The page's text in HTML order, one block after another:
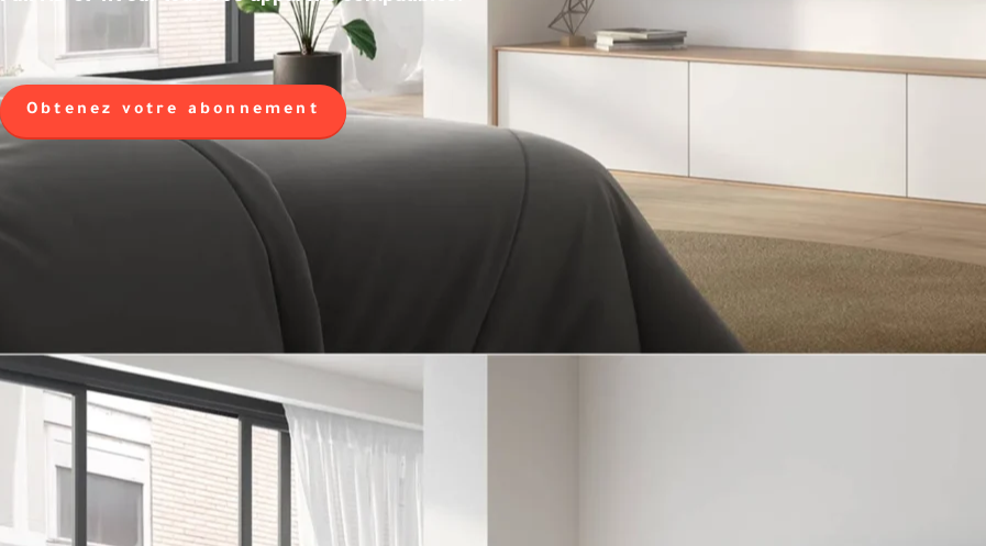
Obtenez votre abonnement